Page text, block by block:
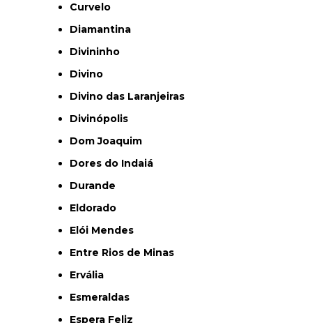
Curvelo
Diamantina
Divininho
Divino
Divino das Laranjeiras
Divinópolis
Dom Joaquim
Dores do Indaiá
Durande
Eldorado
Elói Mendes
Entre Rios de Minas
Ervália
Esmeraldas
Espera Feliz